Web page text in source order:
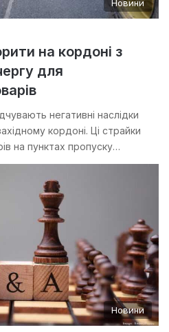
Новини
на кордоні з
для
негативні наслідки
кордоні. Ці страйки
на пунктах пропуску…
Новини